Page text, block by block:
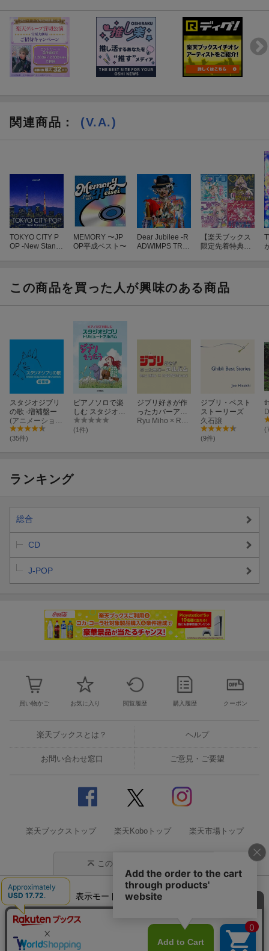
関連商品 ： (V.A.)
TOKYO CITY P
OP -New Stand
MEMORY 〜JP
OP平成ベスト〜
Dear Jubilee -R
ADWIMPS TRIB
【楽天ブックス
限定先着特典】
ナガル ツラナ
ル〜(アクリルキ
この商品を買った人が興味のある商品
スタジオジブリ
の歌 -増補盤ー
(35件)
ピアノソロで楽
しむ スタジオジ
ブリ トリビュー
トアルバム「ジ
(1件)
ジブリ好きが作
ったカバーアル
バム
ジブリ・ベスト
ストーリーズ
久石譲
(9件)
ランキング
総合
CD
J-POP
買い物かご お気に入り 閲覧履歴 購入履歴 クーポン
楽天ブックスとは？ ヘルプ
お問い合わせ窓口 ご意見・ご要望
楽天ブックストップ 楽天Koboトップ 楽天市場トップ
このページの先頭に戻る
表示モード モバイル
企業情報 個人情報保護方針